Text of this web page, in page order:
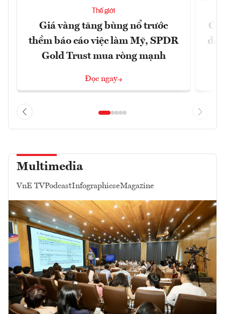
Thế giới
Giá vàng tăng bùng nổ trước
thềm báo cáo việc làm Mỹ, SPDR
Gold Trust mua ròng mạnh
Đọc ngay
đã
Multimedia
VnE TVPodcastInfographicseMagazine